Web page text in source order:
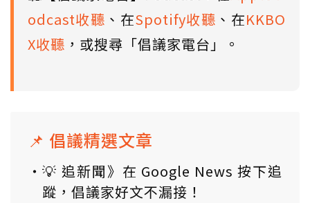
odcast收聽 、在Spotify收聽 、在KKBO
X收聽 ，或搜尋「倡議家電台」。
📌 倡議精選文章
💡 追新聞》在 Google News 按下追
蹤，倡議家好文不漏接！